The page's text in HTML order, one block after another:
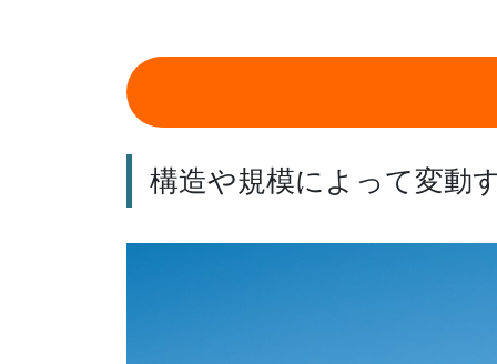
構造や規模によって変動